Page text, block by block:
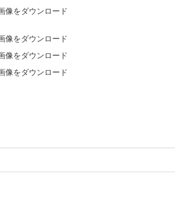
像をダウンロード
像をダウンロード
像をダウンロード
像をダウンロード